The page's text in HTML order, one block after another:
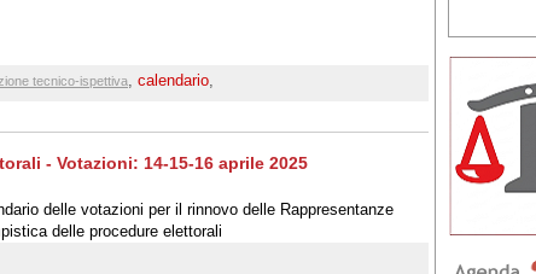
tecnico-ispettiva, calendario,
- Votazioni: 14-15-16 aprile 2025
delle votazioni per il rinnovo delle Rappresentanze
delle procedure elettorali